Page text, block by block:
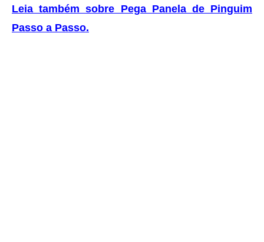
Leia também sobre Pega Panela de Pinguim
Passo a Passo.